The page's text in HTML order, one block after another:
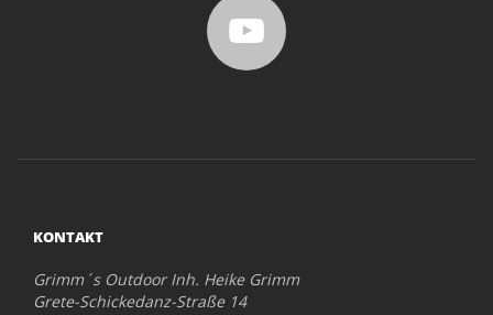
KONTAKT
Grimm´s Outdoor Inh. Heike Grimm
Grete-Schickedanz-Straße 14